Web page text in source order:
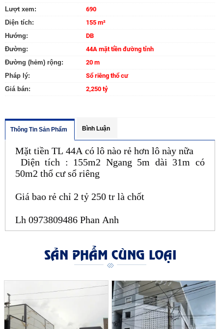
Lượt xem:
690
Diện tích:
155 m²
Hướng:
DB
Đường:
44A mặt tiền đường tỉnh
Đường (hẻm) rộng:
20 m
Pháp lý:
Sổ riêng thổ cư
Giá bán:
2,250 tỷ
Thông Tin Sản Phẩm Bình Luận
Mặt tiền TL 44A có lô nào rẻ hơn lô này nữa
Diện tích : 155m2 Ngang 5m dài 31m có
50m2 thổ cư sổ riêng
Giá bao rẻ chỉ 2 tỷ 250 tr là chốt
Lh 0973809486 Phan Anh
SẢN PHẨM CÙNG LOẠI